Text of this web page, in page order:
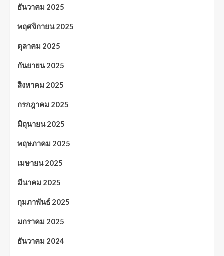
ธันวาคม 2025
พฤศจิกายน 2025
ตุลาคม 2025
กันยายน 2025
สิงหาคม 2025
กรกฎาคม 2025
มิถุนายน 2025
พฤษภาคม 2025
เมษายน 2025
มีนาคม 2025
กุมภาพันธ์ 2025
มกราคม 2025
ธันวาคม 2024